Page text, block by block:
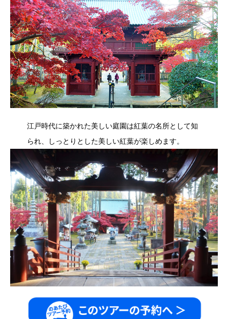
江戸時代に築かれた美しい庭園は紅葉の名所として知
られ、しっとりとした美しい紅葉が楽しめます。